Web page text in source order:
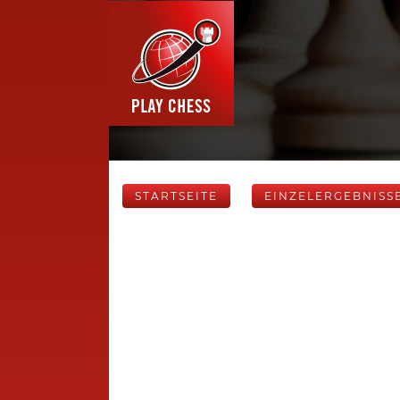
STARTSEITE